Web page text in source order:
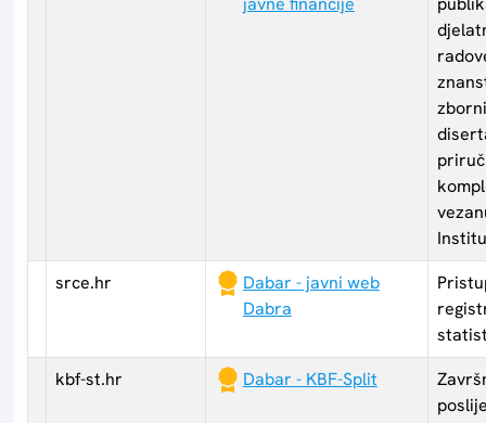
srce.hr
Dabar - javni web
Dabra
kbf-st.hr
Dabar - KBF-Split